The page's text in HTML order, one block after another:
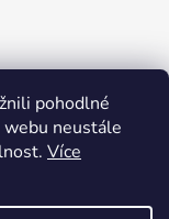
pohodlné
webu neustále
Více